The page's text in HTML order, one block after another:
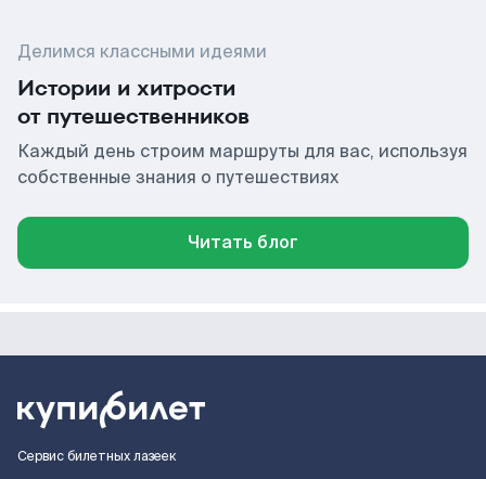
Делимся классными идеями
Истории и хитрости
от путешественников
Каждый день строим маршруты для вас, используя
собственные знания о путешествиях
Читать блог
Сервис билетных лазеек